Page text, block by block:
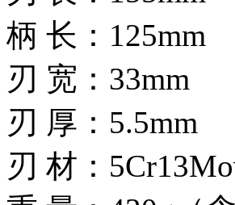
柄 长：125mm
刃 宽：33mm
刃 厚：5.5mm
刃 材：